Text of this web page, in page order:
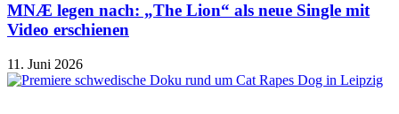
MNÆ legen nach: „The Lion“ als neue Single mit
Video erschienen
11. Juni 2026